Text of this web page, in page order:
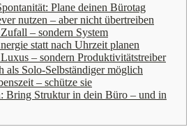
Plane deinen Bürotag
nutzen – aber nicht übertreiben
– sondern System
statt nach Uhrzeit planen
– sondern Produktivitätstreiber
als Solo-Selbständiger möglich
– schütze sie
Bring Struktur in dein Büro – und in